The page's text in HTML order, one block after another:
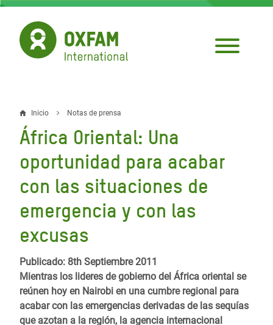
Pasar
contenido
principal
Sobrescribir
enlaces
de
ayuda
a
la
navegación
Inicio Notas de prensa
África Oriental: Una
oportunidad para acabar
con las situaciones de
emergencia y con las
excusas
Publicado: 8th Septiembre 2011
Mientras los lideres de gobierno del África oriental se
reúnen hoy en Nairobi en una cumbre regional para
acabar con las emergencias derivadas de las sequías
que azotan a la región, la agencia internacional